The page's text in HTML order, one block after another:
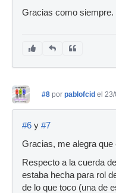
Gracias como siempre.
#8 por pablofcid el
#6 y #7
Gracias, me alegra que
Respecto a la cuerda
estaba hecha para rol
de lo que toco (una de